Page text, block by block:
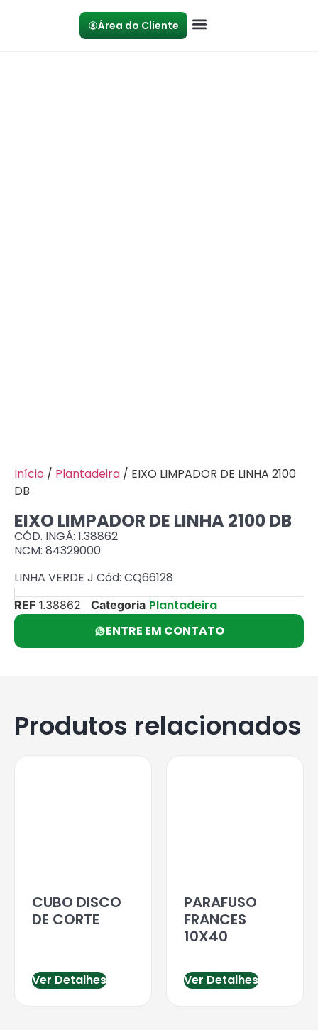
Área do Cliente
Início / Plantadeira / EIXO LIMPADOR DE LINHA 2100
DB
EIXO LIMPADOR DE LINHA 2100 DB
CÓD. INGÁ: 1.38862
NCM: 84329000
LINHA VERDE J Cód: CQ66128
REF 1.38862 Categoria Plantadeira
ENTRE EM CONTATO
Produtos relacionados
CUBO DISCO
DE CORTE
Ver Detalhes
PARAFUSO
FRANCES
10X40
Ver Detalhes